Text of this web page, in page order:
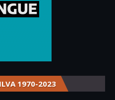
1970-2023